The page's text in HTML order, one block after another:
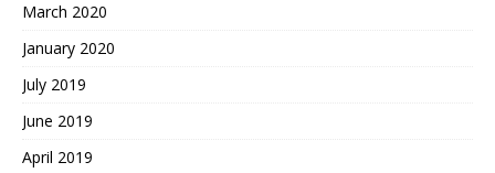
March 2020
January 2020
July 2019
June 2019
April 2019